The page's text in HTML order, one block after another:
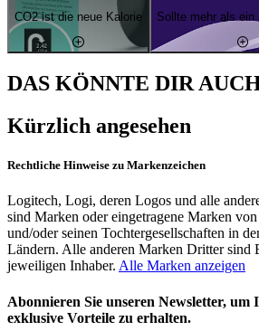
CO2 ist die neue Kalorie Sollte mehr als ein
DAS KÖNNTE DIR
Kürzlich angesehen
Rechtliche Hinweise zu Markenzeichen
Logitech, Logi, deren Logos und alle
sind Marken oder eingetragene Marken
und/oder seinen Tochtergesellschaften in
Ländern. Alle anderen Marken Dritter sind
jeweiligen Inhaber. Alle Marken anzeigen
Abonnieren Sie unseren Newsletter, um
exklusive Vorteile zu erhalten.